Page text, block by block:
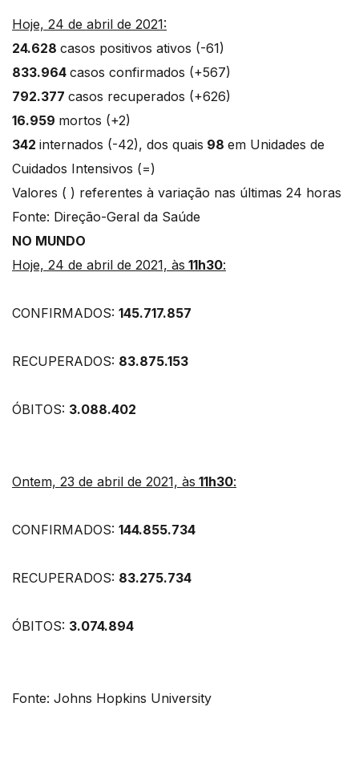
Hoje, 24 de abril de 2021:
24.628 casos positivos ativos (-61)
833.964 casos confirmados (+567)
792.377 casos recuperados (+626)
16.959 mortos (+2)
342 internados (-42), dos quais 98 em Unidades de
Cuidados Intensivos (=)
Valores ( ) referentes à variação nas últimas 24 horas
Fonte: Direção-Geral da Saúde
NO MUNDO
Hoje, 24 de abril de 2021, às 11h30:
CONFIRMADOS: 145.717.857
RECUPERADOS: 83.875.153
ÓBITOS: 3.088.402
Ontem, 23 de abril de 2021, às 11h30:
CONFIRMADOS: 144.855.734
RECUPERADOS: 83.275.734
ÓBITOS: 3.074.894
Fonte: Johns Hopkins University